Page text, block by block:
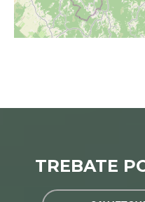
TREBATE